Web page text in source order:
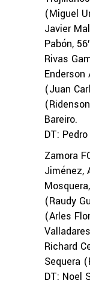
(Miguel
Javier
Pabón,
Rivas
Enderson
(Juan
Bareiro.
DT:
Zamora
Jiménez,
(Raudy
(Arles
Richard
Sequera
DT: Noel